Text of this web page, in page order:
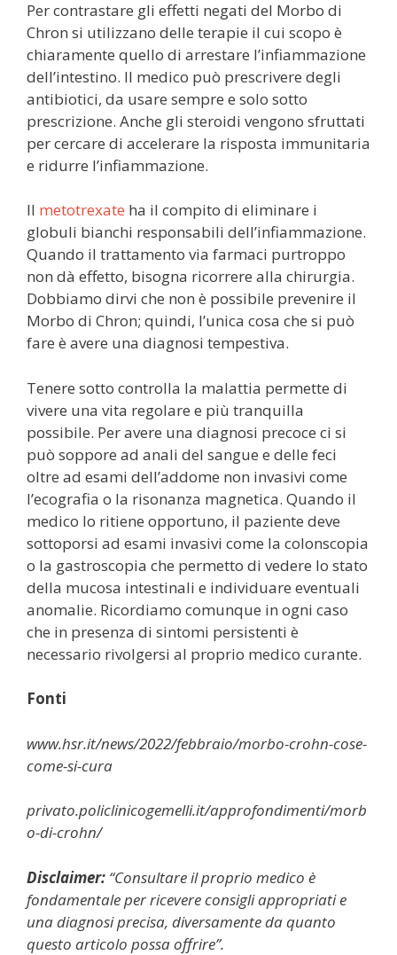
Per contrastare gli effetti negati del Morbo di
Chron si utilizzano delle terapie il cui scopo è
chiaramente quello di arrestare l’infiammazione
dell’intestino. Il medico può prescrivere degli
antibiotici, da usare sempre e solo sotto
prescrizione. Anche gli steroidi vengono sfruttati
per cercare di accelerare la risposta immunitaria
e ridurre l’infiammazione.
Il metotrexate ha il compito di eliminare i
globuli bianchi responsabili dell’infiammazione.
Quando il trattamento via farmaci purtroppo
non dà effetto, bisogna ricorrere alla chirurgia.
Dobbiamo dirvi che non è possibile prevenire il
Morbo di Chron; quindi, l’unica cosa che si può
fare è avere una diagnosi tempestiva.
Tenere sotto controlla la malattia permette di
vivere una vita regolare e più tranquilla
possibile. Per avere una diagnosi precoce ci si
può soppore ad anali del sangue e delle feci
oltre ad esami dell’addome non invasivi come
l’ecografia o la risonanza magnetica. Quando il
medico lo ritiene opportuno, il paziente deve
sottoporsi ad esami invasivi come la colonscopia
o la gastroscopia che permetto di vedere lo stato
della mucosa intestinali e individuare eventuali
anomalie. Ricordiamo comunque in ogni caso
che in presenza di sintomi persistenti è
necessario rivolgersi al proprio medico curante.
Fonti
www.hsr.it/news/2022/febbraio/morbo-crohn-cose-
come-si-cura
privato.policlinicogemelli.it/approfondimenti/morb
o-di-crohn/
Disclaimer: “Consultare il proprio medico è
fondamentale per ricevere consigli appropriati e
una diagnosi precisa, diversamente da quanto
questo articolo possa offrire”.